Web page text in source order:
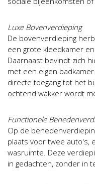
Luxe Bovenverdieping
De bovenverdieping
een grote kleedkamer
Daarnaast bevindt zich
met een eigen
directe toegang tot het
ochtend wakker wordt
Functionele
Op de
plaats voor twee auto's,
wasruimte. Deze
in gedachten, zonder in